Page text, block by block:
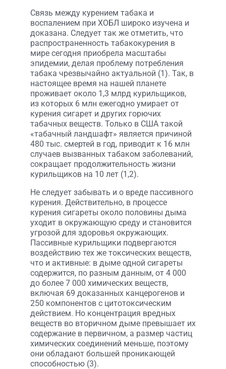
Связь между курением табака и
воспалением при ХОБЛ широко изучена и
доказана. Следует так же отметить, что
распространенность табакокурения в
мире сегодня приобрела масштабы
эпидемии, делая проблему потребления
табака чрезвычайно актуальной (1). Так, в
настоящее время на нашей планете
проживает около 1,3 млрд курильщиков,
из которых 6 млн ежегодно умирает от
курения сигарет и других горючих
табачных веществ. Только в США такой
«табачный ландшафт» является причиной
480 тыс. смертей в год, приводит к 16 млн
случаев вызванных табаком заболеваний,
сокращает продолжительность жизни
курильщиков на 10 лет (1,2).
Не следует забывать и о вреде пассивного
курения. Действительно, в процессе
курения сигареты около половины дыма
уходит в окружающую среду и становится
угрозой для здоровья окружающих.
Пассивные курильщики подвергаются
воздействию тех же токсических веществ,
что и активные: в дыме одной сигареты
содержится, по разным данным, от 4 000
до более 7 000 химических веществ,
включая 69 доказанных канцерогенов и
250 компонентов с цитотоксическим
действием. Но концентрация вредных
веществ во вторичном дыме превышает их
содержание в первичном, а размер частиц
химических соединений меньше, поэтому
они обладают большей проникающей
способностью (3).